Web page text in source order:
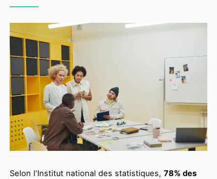
Selon l'Institut national des statistiques, 78% des